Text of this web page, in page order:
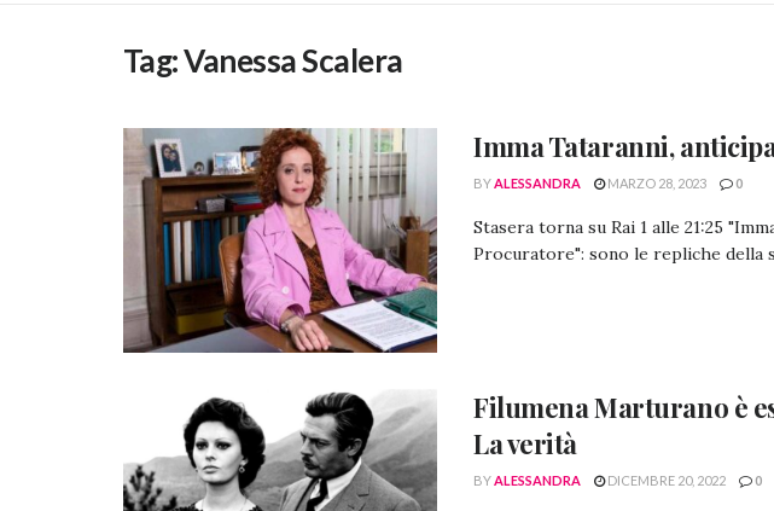
Tag:Vanessa Scalera
Imma Tataranni,
BYALESSANDRA MARZO 28, 2023 0
Stasera torna su Rai 1 alle 21:25
Procuratore": sono le repliche della
Filumena Marturano è
La verità
BYALESSANDRA DICEMBRE 20, 2022 0